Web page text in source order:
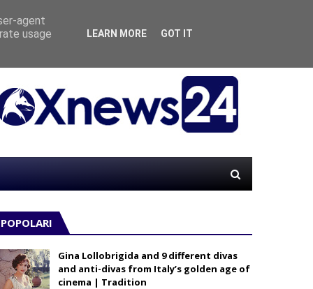
POPOLARI
Gina Lollobrigida and 9 different divas
and anti-divas from Italy’s golden age of
cinema | Tradition
agent
usage
LEARN MORE GOT IT